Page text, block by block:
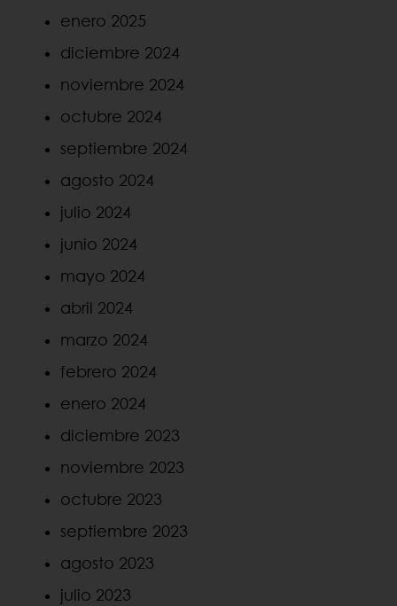
enero 2025
diciembre 2024
noviembre 2024
octubre 2024
septiembre 2024
agosto 2024
julio 2024
junio 2024
mayo 2024
abril 2024
marzo 2024
febrero 2024
enero 2024
diciembre 2023
noviembre 2023
octubre 2023
septiembre 2023
agosto 2023
julio 2023